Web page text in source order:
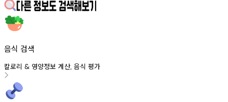
음식 검색
칼로리 & 영양정보 계산, 음식 평가